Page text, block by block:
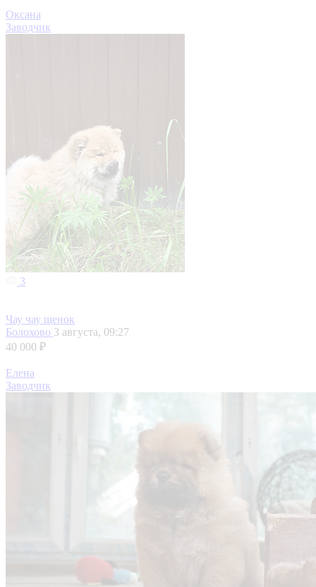
Оксана
Заводчик
3
Чау чау щенок
Болохово 3 августа, 09:27
40 000 ₽
Елена
Заводчик